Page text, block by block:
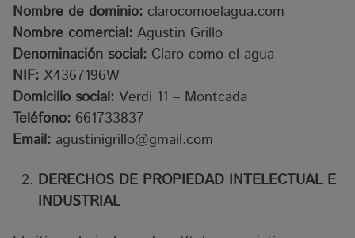
Nombre de dominio: clarocomoelagua.com
Nombre comercial: Agustin Grillo
Denominación social: Claro como el agua
NIF: X4367196W
Domicilio social: Verdi 11 – Montcada
Teléfono: 661733837
Email: agustinigrillo@gmail.com
DERECHOS DE PROPIEDAD INTELECTUAL E
INDUSTRIAL